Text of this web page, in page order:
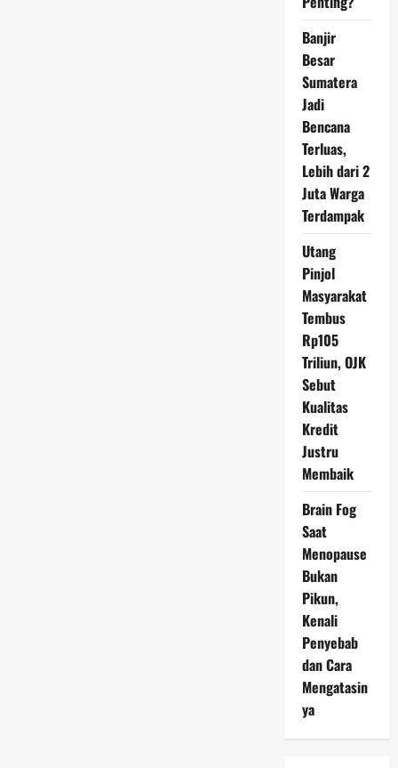
Banjir
Besar
Sumatera
Jadi
Bencana
Terluas,
Lebih dari 2
Juta Warga
Terdampak
Utang
Pinjol
Masyarakat
Tembus
Rp105
Triliun, OJK
Sebut
Kualitas
Kredit
Justru
Membaik
Brain Fog
Saat
Menopause
Bukan
Pikun,
Kenali
Penyebab
dan Cara
Mengatasin
ya